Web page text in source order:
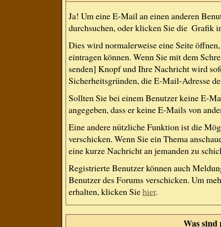
Ja! Um eine E-Mail an einen anderen
durchsuchen, oder klicken Sie die Grafik
Dies wird normalerweise eine Seite
eintragen können. Wenn Sie mit dem
senden] Knopf und Ihre Nachricht wird
Sicherheitsgründen, die E-Mail-Adresse
Sollten Sie bei einem Benutzer keine E-
angegeben, dass er keine E-Mails von
Eine andere nützliche Funktion ist die
verschicken. Wenn Sie ein Thema
eine kurze Nachricht an jemanden zu
Registrierte Benutzer können auch
Benutzer des Forums verschicken. Um
erhalten, klicken Siehier.
Was